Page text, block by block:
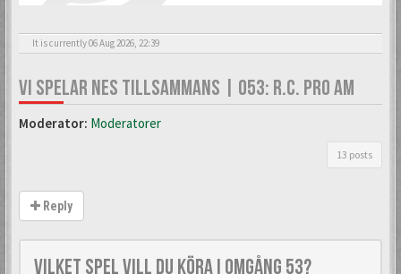
It is currently 06 Aug 2026, 22:39
VI SPELAR NES TILLSAMMANS | 053: R.C. PRO AM
Moderator: Moderatorer
13 posts
Reply
VILKET SPEL VILL DU KÖRA I OMGÅNG 53?